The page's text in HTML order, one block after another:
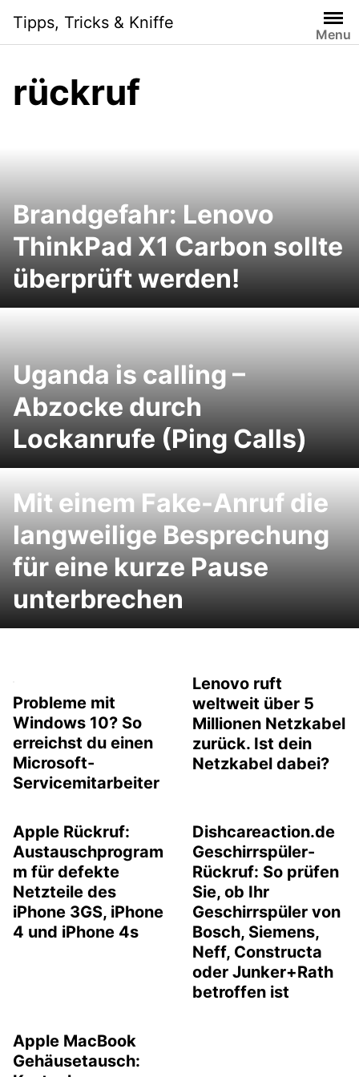
content
Tipps, Tricks & Kniffe
Menu
rückruf
Brandgefahr: Lenovo
ThinkPad X1 Carbon sollte
überprüft werden!
Uganda is calling –
Abzocke durch
Lockanrufe (Ping Calls)
Mit einem Fake-Anruf die
langweilige Besprechung
für eine kurze Pause
unterbrechen
Probleme mit
Windows 10? So
erreichst du einen
Microsoft-
Servicemitarbeiter
Lenovo ruft
weltweit über 5
Millionen Netzkabel
zurück. Ist dein
Netzkabel dabei?
Apple Rückruf:
Austauschprogram
m für defekte
Netzteile des
iPhone 3GS, iPhone
4 und iPhone 4s
Dishcareaction.de
Geschirrspüler-
Rückruf: So prüfen
Sie, ob Ihr
Geschirrspüler von
Bosch, Siemens,
Neff, Constructa
oder Junker+Rath
betroffen ist
Apple MacBook
Gehäusetausch: